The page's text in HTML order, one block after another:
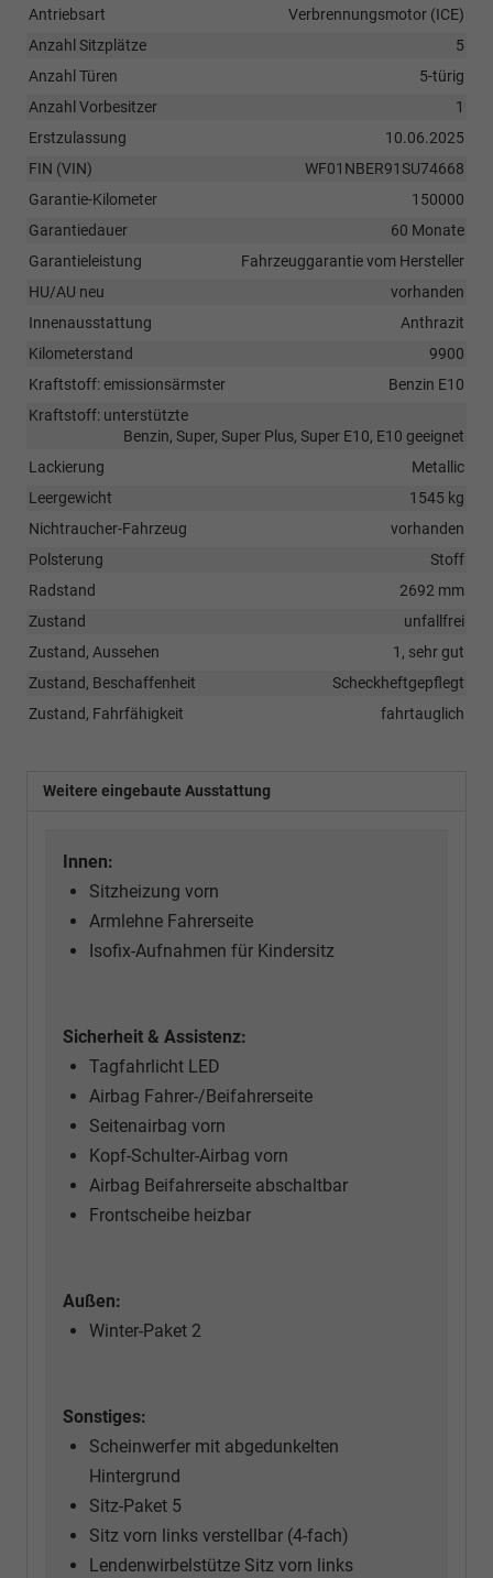
Antriebsart
Verbrennungsmotor (ICE)
Anzahl Sitzplätze
5
Anzahl Türen
5-türig
Anzahl Vorbesitzer
1
Erstzulassung
10.06.2025
FIN (VIN)
WF01NBER91SU74668
Garantie-Kilometer
150000
Garantiedauer
60 Monate
Garantieleistung
Fahrzeuggarantie vom Hersteller
HU/AU neu
vorhanden
Innenausstattung
Anthrazit
Kilometerstand
9900
Kraftstoff: emissionsärmster
Benzin E10
Kraftstoff: unterstützte
Benzin, Super, Super Plus, Super E10, E10 geeignet
Lackierung
Metallic
Leergewicht
1545 kg
Nichtraucher-Fahrzeug
vorhanden
Polsterung
Stoff
Radstand
2692 mm
Zustand
unfallfrei
Zustand, Aussehen
1, sehr gut
Zustand, Beschaffenheit
Scheckheftgepflegt
Zustand, Fahrfähigkeit
fahrtauglich
Weitere eingebaute Ausstattung
Innen:
Sitzheizung vorn
Armlehne Fahrerseite
Isofix-Aufnahmen für Kindersitz
Sicherheit & Assistenz:
Tagfahrlicht LED
Airbag Fahrer-/Beifahrerseite
Seitenairbag vorn
Kopf-Schulter-Airbag vorn
Airbag Beifahrerseite abschaltbar
Frontscheibe heizbar
Außen:
Winter-Paket 2
Sonstiges:
Scheinwerfer mit abgedunkelten
Hintergrund
Sitz-Paket 5
Sitz vorn links verstellbar (4-fach)
Lendenwirbelstütze Sitz vorn links